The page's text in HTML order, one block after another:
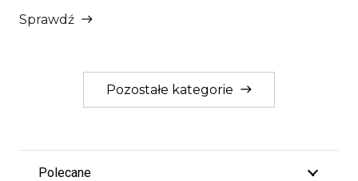
Sprawdź east
Pozostałe kategorie east
Polecane